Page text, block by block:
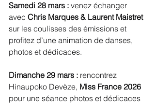
Samedi 28 mars : venez échanger
avec Chris Marques & Laurent Maistret
sur les coulisses des émissions et
profitez d’une animation de danses,
photos et dédicaces.
Dimanche 29 mars : rencontrez
Hinaupoko Devèze, Miss France 2026
pour une séance photos et dédicaces